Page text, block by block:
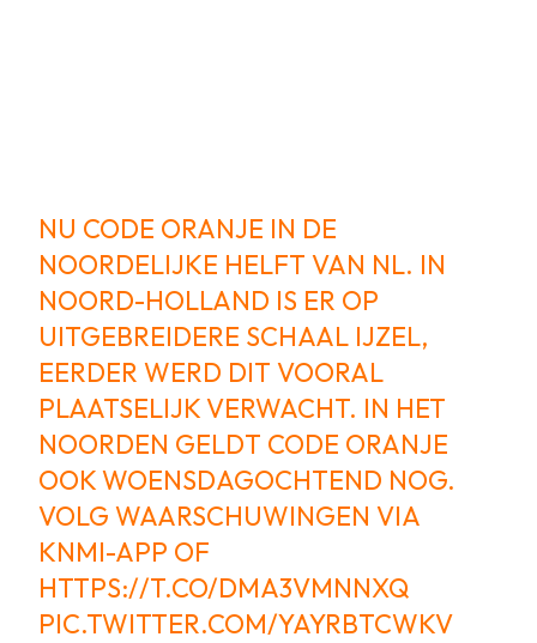
NU CODE ORANJE IN DE
NOORDELIJKE HELFT VAN NL. IN
NOORD-HOLLAND IS ER OP
UITGEBREIDERE SCHAAL IJZEL,
EERDER WERD DIT VOORAL
PLAATSELIJK VERWACHT. IN HET
NOORDEN GELDT CODE ORANJE
OOK WOENSDAGOCHTEND NOG.
VOLG WAARSCHUWINGEN VIA
KNMI-APP OF
HTTPS://T.CO/DMA3VMNNXQ
PIC.TWITTER.COM/YAYRBTCWKV